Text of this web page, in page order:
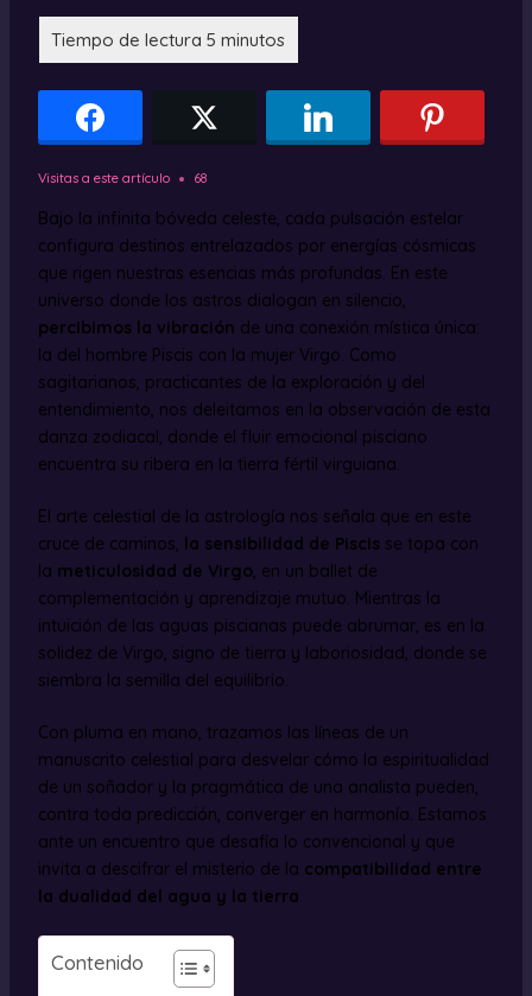
Visitas a este artículo 68
Bajo la infinita bóveda celeste, cada pulsación estelar
configura destinos entrelazados por energías cósmicas
que rigen nuestras esencias más profundas. En este
universo donde los astros dialogan en silencio,
percibimos la vibración de una conexión mística única:
la del hombre Piscis con la mujer Virgo. Como
sagitarianos, practicantes de la exploración y del
entendimiento, nos deleitamos en la observación de esta
danza zodiacal, donde el fluir emocional pisciano
encuentra su ribera en la tierra fértil virguiana.
El arte celestial de la astrología nos señala que en este
cruce de caminos, la sensibilidad de Piscisse topa con
la meticulosidad de Virgo, en un ballet de
complementación y aprendizaje mutuo. Mientras la
intuición de las aguas piscianas puede abrumar, es en la
solidez de Virgo, signo de tierra y laboriosidad, donde se
siembra la semilla del equilibrio.
Con pluma en mano, trazamos las líneas de un
manuscrito celestial para desvelar cómo la espiritualidad
de un soñador y la pragmática de una analista pueden,
contra toda predicción, converger en harmonía. Estamos
ante un encuentro que desafía lo convencional y que
invita a descifrar el misterio de la compatibilidad entre
la dualidad del agua y la tierra.
Contenido